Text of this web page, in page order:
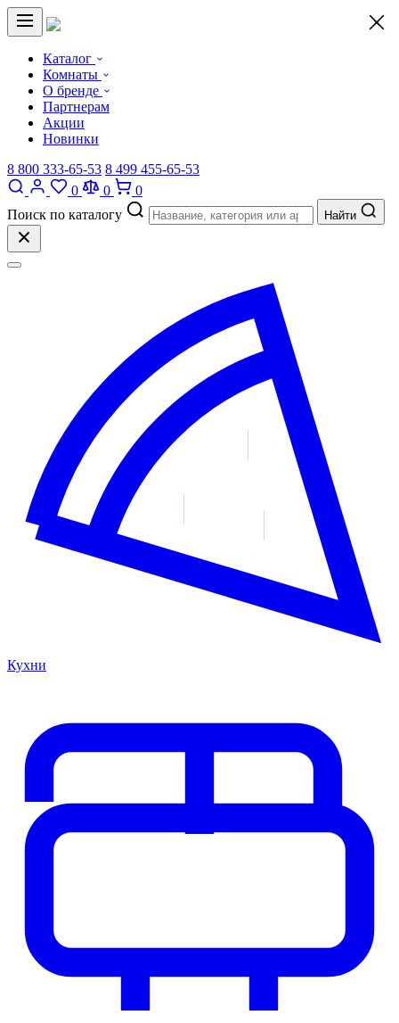
Каталог
Комнаты
О бренде
Партнерам
Акции
Новинки
8 800 333-65-53 8 499 455-65-53
0
0
0
Поиск по каталогу
Найти
Кухни
×